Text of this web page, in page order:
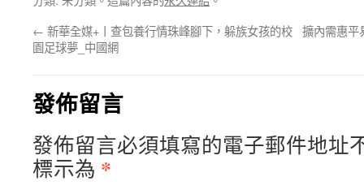
← 新華全媒+丨查包養行情珠峰腳下，躲族女孩的校
園足球夢_中國網
擴內需惠平
發佈留言
發佈留言必須填寫的電子郵件地址
標示為 *